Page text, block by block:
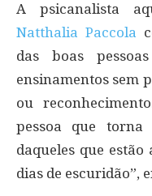
A psicanalista
Natthalia Paccola
das boas
ensinamentos sem
ou
pessoa que
daqueles que
dias de escuridão”,